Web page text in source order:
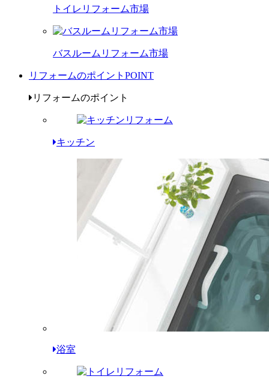
トイレリフォーム市場
バスルームリフォーム市場
リフォームのポイント POINT
リフォームのポイント
キッチン
浴室